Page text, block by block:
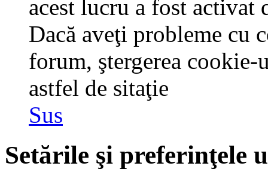
acest lucru a fost
Dacă aveţi probleme cu
forum, ştergerea
astfel de sitaţie
Sus
Setările şi preferinţele